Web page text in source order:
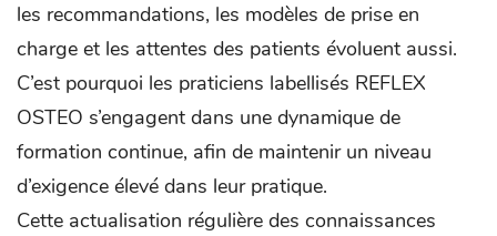
les recommandations, les modèles de prise en
charge et les attentes des patients évoluent aussi.
C’est pourquoi les praticiens labellisés REFLEX
OSTEO s’engagent dans une dynamique de
formation continue, afin de maintenir un niveau
d’exigence élevé dans leur pratique.
Cette actualisation régulière des connaissances